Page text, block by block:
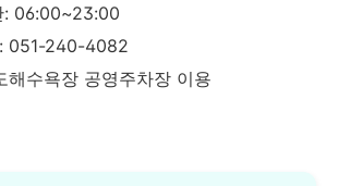
: 06:00~23:00
051-240-4082
수욕장 공영주차장 이용